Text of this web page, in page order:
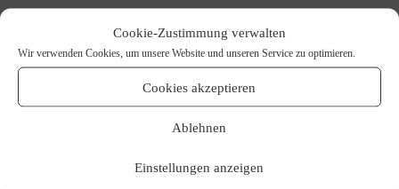
Cookie-Zustimmung verwalten
Wir verwenden Cookies, um unsere Website und unseren Service zu optimieren.
Cookies akzeptieren
Ablehnen
Einstellungen anzeigen